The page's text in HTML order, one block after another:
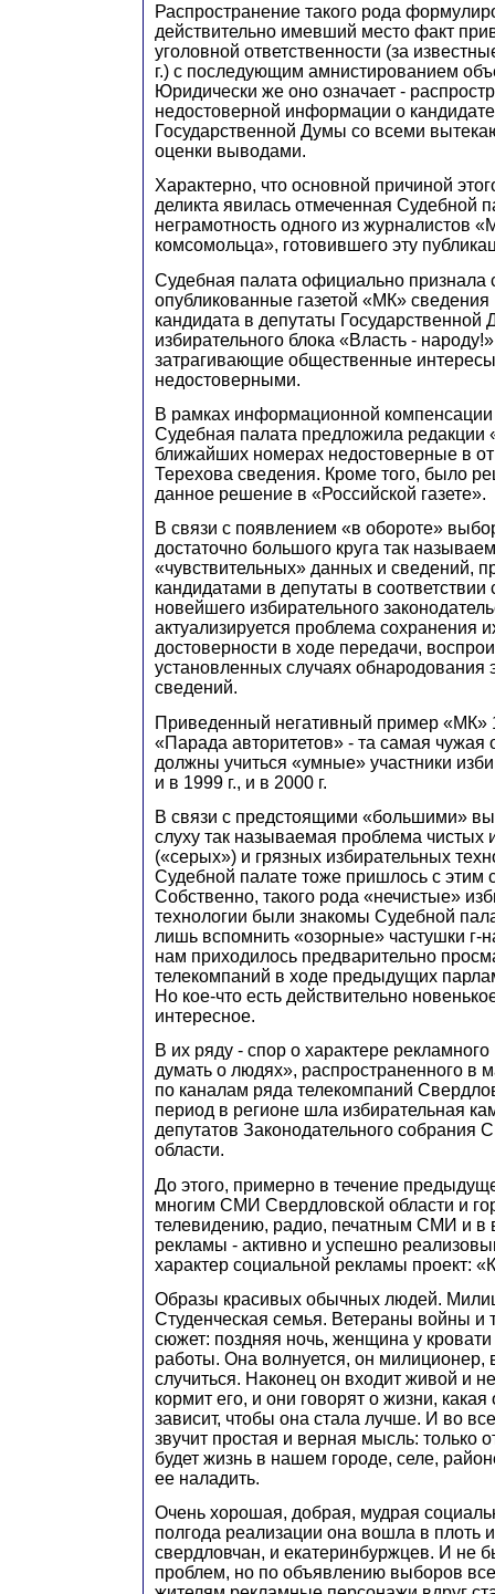
Распространение такого рода
действительно имевший место факт
уголовной ответственности (за
г.) с последующим амнистированием
Юридически же оно означает -
недостоверной информации о
Государственной Думы со всеми
оценки выводами.
Характерно, что основной причиной
деликта явилась отмеченная Судебной
неграмотность одного из журналистов
комсомольца», готовившего эту
Судебная палата официально
опубликованные газетой «МК»
кандидата в депутаты Государственной
избирательного блока «Власть -
затрагивающие общественные
недостоверными.
В рамках информационной
Судебная палата предложила редакции
ближайших номерах недостоверные в
Терехова сведения. Кроме того, было
данное решение в «Российской газете».
В связи с появлением «в обороте»
достаточно большого круга так
«чувствительных» данных и сведений,
кандидатами в депутаты в
новейшего избирательного
актуализируется проблема сохранения
достоверности в ходе передачи,
установленных случаях обнародования
сведений.
Приведенный негативный пример «МК»
«Парада авторитетов» - та самая чужая
должны учиться «умные» участники
и в 1999 г., и в 2000 г.
В связи с предстоящими «большими»
слуху так называемая проблема чистых
(«серых») и грязных избирательных
Судебной палате тоже пришлось с этим
Собственно, такого рода «нечистые»
технологии были знакомы Судебной
лишь вспомнить «озорные» частушки г-
нам приходилось предварительно
телекомпаний в ходе предыдущих
Но кое-что есть действительно
интересное.
В их ряду - спор о характере
думать о людях», распространенного в
по каналам ряда телекомпаний
период в регионе шла избирательная
депутатов Законодательного собрания
области.
До этого, примерно в течение
многим СМИ Свердловской области и
телевидению, радио, печатным СМИ и в
рекламы - активно и успешно
характер социальной рекламы проект:
Образы красивых обычных людей.
Студенческая семья. Ветераны войны и
сюжет: поздняя ночь, женщина у
работы. Она волнуется, он милиционер,
случиться. Наконец он входит живой и
кормит его, и они говорят о жизни, какая
зависит, чтобы она стала лучше. И во
звучит простая и верная мысль: только
будет жизнь в нашем городе, селе,
ее наладить.
Очень хорошая, добрая, мудрая
полгода реализации она вошла в плоть
свердловчан, и екатеринбуржцев. И не
проблем, но по объявлению выборов